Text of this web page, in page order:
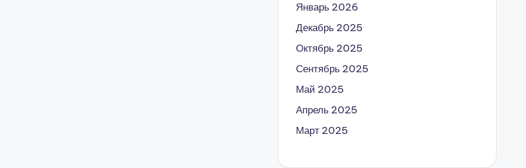
Январь 2026
Декабрь 2025
Октябрь 2025
Сентябрь 2025
Май 2025
Апрель 2025
Март 2025